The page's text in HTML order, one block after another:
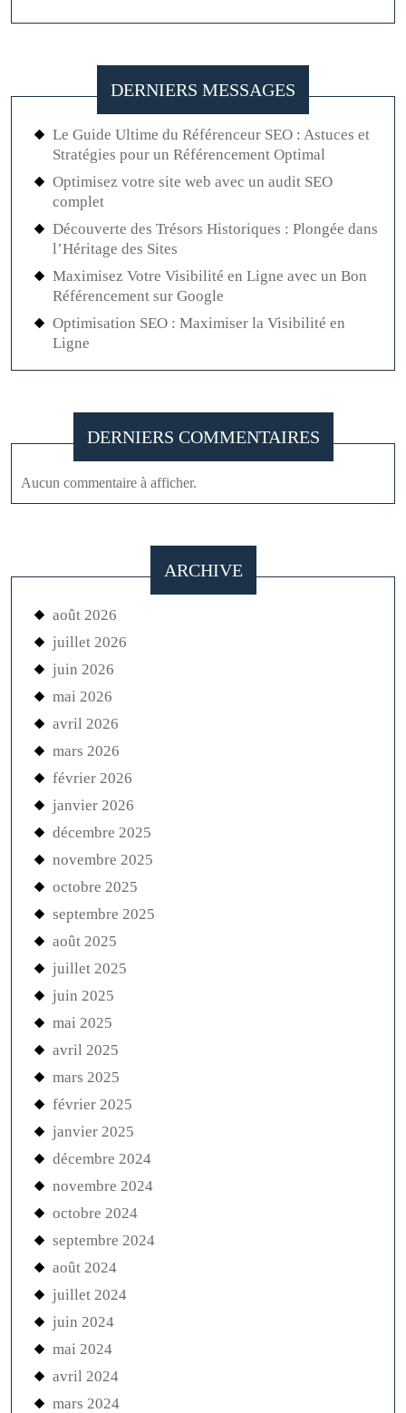
DERNIERS MESSAGES
Le Guide Ultime du Référenceur SEO : Astuces et
Stratégies pour un Référencement Optimal
Optimisez votre site web avec un audit SEO
complet
Découverte des Trésors Historiques : Plongée dans
l’Héritage des Sites
Maximisez Votre Visibilité en Ligne avec un Bon
Référencement sur Google
Optimisation SEO : Maximiser la Visibilité en
Ligne
DERNIERS COMMENTAIRES
Aucun commentaire à afficher.
ARCHIVE
août 2026
juillet 2026
juin 2026
mai 2026
avril 2026
mars 2026
février 2026
janvier 2026
décembre 2025
novembre 2025
octobre 2025
septembre 2025
août 2025
juillet 2025
juin 2025
mai 2025
avril 2025
mars 2025
février 2025
janvier 2025
décembre 2024
novembre 2024
octobre 2024
septembre 2024
août 2024
juillet 2024
juin 2024
mai 2024
avril 2024
mars 2024